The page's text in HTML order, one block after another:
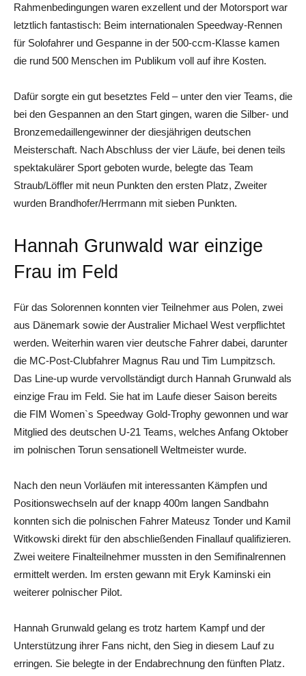
Rahmenbedingungen waren exzellent und der Motorsport war
letztlich fantastisch: Beim internationalen Speedway-Rennen
für Solofahrer und Gespanne in der 500-ccm-Klasse kamen
die rund 500 Menschen im Publikum voll auf ihre Kosten.
Dafür sorgte ein gut besetztes Feld – unter den vier Teams, die
bei den Gespannen an den Start gingen, waren die Silber- und
Bronzemedaillengewinner der diesjährigen deutschen
Meisterschaft. Nach Abschluss der vier Läufe, bei denen teils
spektakulärer Sport geboten wurde, belegte das Team
Straub/Löffler mit neun Punkten den ersten Platz, Zweiter
wurden Brandhofer/Herrmann mit sieben Punkten.
Hannah Grunwald war einzige
Frau im Feld
Für das Solorennen konnten vier Teilnehmer aus Polen, zwei
aus Dänemark sowie der Australier Michael West verpflichtet
werden. Weiterhin waren vier deutsche Fahrer dabei, darunter
die MC-Post-Clubfahrer Magnus Rau und Tim Lumpitzsch.
Das Line-up wurde vervollständigt durch Hannah Grunwald als
einzige Frau im Feld. Sie hat im Laufe dieser Saison bereits
die FIM Women`s Speedway Gold-Trophy gewonnen und war
Mitglied des deutschen U-21 Teams, welches Anfang Oktober
im polnischen Torun sensationell Weltmeister wurde.
Nach den neun Vorläufen mit interessanten Kämpfen und
Positionswechseln auf der knapp 400m langen Sandbahn
konnten sich die polnischen Fahrer Mateusz Tonder und Kamil
Witkowski direkt für den abschließenden Finallauf qualifizieren.
Zwei weitere Finalteilnehmer mussten in den Semifinalrennen
ermittelt werden. Im ersten gewann mit Eryk Kaminski ein
weiterer polnischer Pilot.
Hannah Grunwald gelang es trotz hartem Kampf und der
Unterstützung ihrer Fans nicht, den Sieg in diesem Lauf zu
erringen. Sie belegte in der Endabrechnung den fünften Platz.